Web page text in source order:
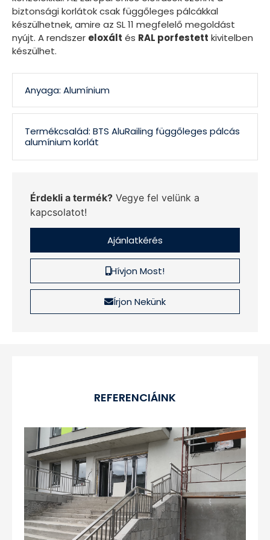
biztonsági korlátok csak függőleges pálcákkal
készülhetnek, amire az SL 11 megfelelő megoldást
nyújt. A rendszer eloxált és RAL porfestett kivitelben
készülhet.
Anyaga: Alumínium
Termékcsalád: BTS AluRailing függőleges pálcás
alumínium korlát
Érdekli a termék? Vegye fel velünk a
kapcsolatot!
Ajánlatkérés
Hívjon Most!
Írjon Nekünk
REFERENCIÁINK